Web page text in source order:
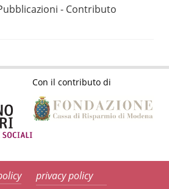
- Contributo
Con il contributo di
privacy policy